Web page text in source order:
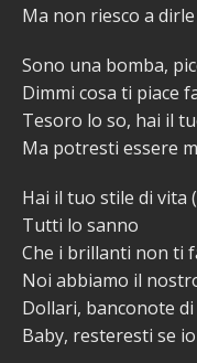
Ma non riesco a
Sono una bomba,
Dimmi cosa ti piace
Tesoro lo so, hai il
Ma potresti essere
Hai il tuo stile di vita
Tutti lo sanno
Che i brillanti non ti
Noi abbiamo il
Dollari, banconote
Baby, resteresti se